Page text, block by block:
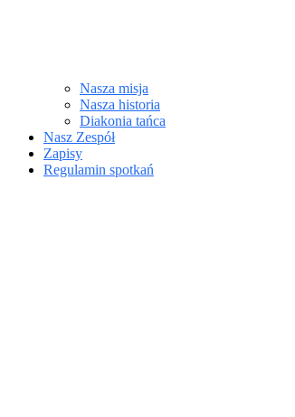
Nasza misja
Nasza historia
Diakonia tańca
Nasz Zespół
Zapisy
Regulamin spotkań